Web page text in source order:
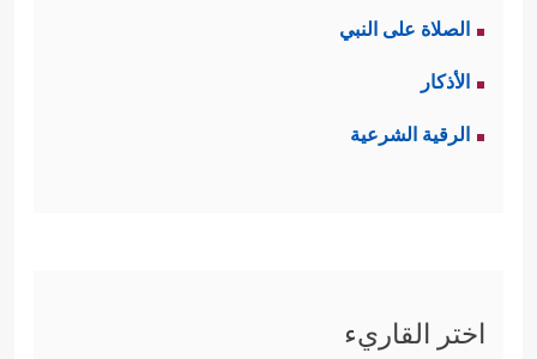
الصلاة على النبي
الأذكار
الرقية الشرعية
اختر القاريء